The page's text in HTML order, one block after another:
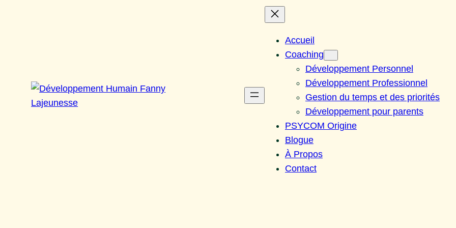
Accueil
Coaching
Développement Personnel
Développement Professionnel
Gestion du temps et des priorités
Développement pour parents
PSYCOM Origine
Blogue
À Propos
Contact